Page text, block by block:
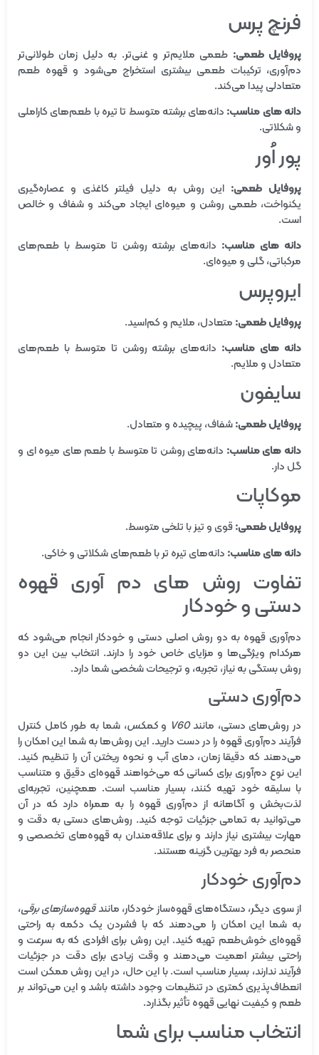
فرنچ پرس
پروفایل طعمی: طعمی ملایم‌تر و غنی‌تر. به دلیل زمان طولانی‌تر
دم‌آوری، ترکیبات طعمی بیشتری استخراج می‌شود و قهوه طعم
متعادلی پیدا می‌کند.
دانه های مناسب: دانه‌های برشته متوسط تا تیره با طعم‌های کاراملی
و شکلاتی.
پور اُور
پروفایل طعمی: این روش به دلیل فیلتر کاغذی و عصاره‌گیری
یکنواخت، طعمی روشن و میوه‌ای ایجاد می‌کند و شفاف و خالص
است.
دانه های مناسب: دانه‌های برشته روشن تا متوسط با طعم‌های
مرکباتی، گلی و میوه‌ای.
ایروپرس
پروفایل طعمی: متعادل، ملایم و کم‌اسید.
دانه های مناسب: دانه‌های برشته روشن تا متوسط با طعم‌های
متعادل و ملایم.
سایفون
پروفایل طعمی:شفاف، پیچیده و متعادل.
دانه های مناسب: دانه‌های روشن تا متوسط با طعم‌ های میوه‌ ای و
گل‌ دار.
موکاپات
پروفایل طعمی:قوی و تیز با تلخی متوسط.
دانه های مناسب: دانه‌های تیره‌ تر با طعم‌های شکلاتی و خاکی.
تفاوت روش های دم آوری قهوه
دستی و خودکار
دم‌آوری قهوه به دو روش اصلی دستی و خودکار انجام می‌شود که
هرکدام ویژگی‌ها و مزایای خاص خود را دارند. انتخاب بین این دو
روش بستگی به نیاز، تجربه، و ترجیحات شخصی شما دارد.
دم‌آوری دستی
در روش‌های دستی، مانندV60 وکمکس، شما به طور کامل کنترل
فرآیند دم‌آوری قهوه را در دست دارید. این روش‌ها به شما این امکان را
می‌دهند که دقیقا زمان، دمای آب و نحوه ریختن آن را تنظیم کنید.
این نوع دم‌آوری برای کسانی که می‌خواهند قهوه‌ای دقیق و متناسب
با سلیقه خود تهیه کنند، بسیار مناسب است. همچنین، تجربه‌ای
لذت‌بخش و آگاهانه از دم‌آوری قهوه را به همراه دارد که در آن
می‌توانید به تمامی جزئیات توجه کنید. روش‌های دستی به دقت و
مهارت بیشتری نیاز دارند و برای علاقه‌مندان به قهوه‌های تخصصی و
منحصر به فرد بهترین گزینه هستند.
دم‌آوری خودکار
از سوی دیگر، دستگاه‌های قهوه‌ساز خودکار، مانندقهوه‌سازهای برقی،
به شما این امکان را می‌دهند که با فشردن یک دکمه به راحتی
قهوه‌ای خوش‌طعم تهیه کنید. این روش برای افرادی که به سرعت و
راحتی بیشتر اهمیت می‌دهند و وقت زیادی برای دقت در جزئیات
فرآیند ندارند، بسیار مناسب است. با این حال، در این روش ممکن است
انعطاف‌پذیری کمتری در تنظیمات وجود داشته باشد و این می‌تواند بر
طعم و کیفیت نهایی قهوه تأثیر بگذارد.
انتخاب مناسب برای شما